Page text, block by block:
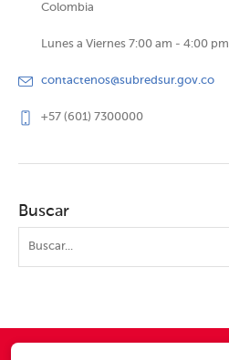
Colombia
Lunes a Viernes 7:00 am - 4:00 pm
contactenos@subredsur.gov.co
+57 (601) 7300000
Buscar